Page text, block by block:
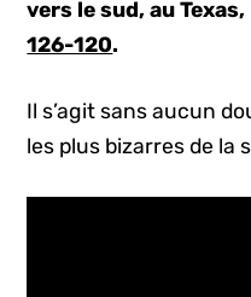
vers le sud, au
126-120.
Il s’agit sans aucun
les plus bizarres de la